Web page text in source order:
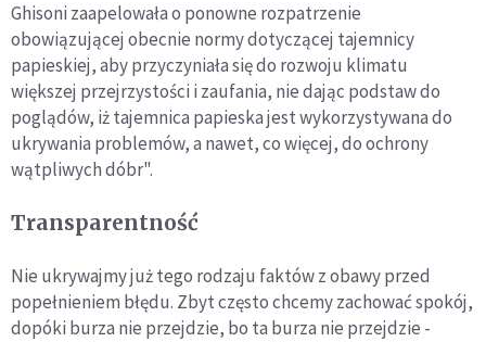
Ghisoni zaapelowała o ponowne rozpatrzenie
obowiązującej obecnie normy dotyczącej tajemnicy
papieskiej, aby przyczyniała się do rozwoju klimatu
większej przejrzystości i zaufania, nie dając podstaw do
poglądów, iż tajemnica papieska jest wykorzystywana do
ukrywania problemów, a nawet, co więcej, do ochrony
wątpliwych dóbr".
Transparentność
Nie ukrywajmy już tego rodzaju faktów z obawy przed
popełnieniem błędu. Zbyt często chcemy zachować spokój,
dopóki burza nie przejdzie, bo ta burza nie przejdzie -